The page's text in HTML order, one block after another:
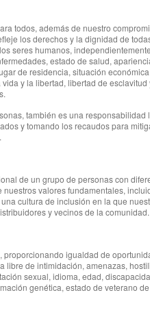
todos, además de nuestro
los derechos y la dignidad de
seres humanos,
estado de salud,
de residencia, situación
y la libertad, libertad de
también es una
y tomando los recaudos para
de un grupo de personas con
valores fundamentales,
cultura de inclusión en la que
y vecinos de la comunidad.
igualdad de
de intimidación, amenazas,
sexual, idioma, edad,
genética, estado de veterano